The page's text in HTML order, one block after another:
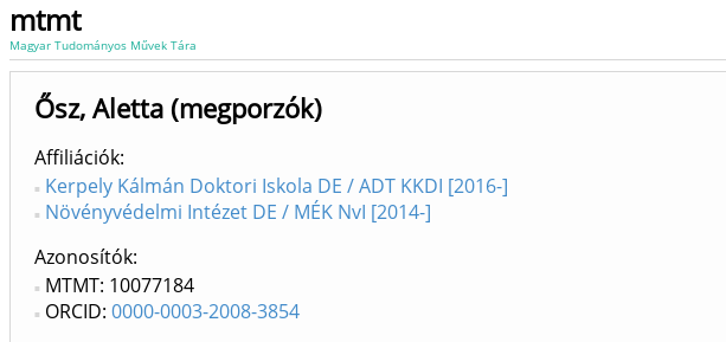
mtmt
Magyar Tudományos Művek Tára
Ősz, Aletta (megporzók)
Affiliációk
Kerpely Kálmán Doktori Iskola DE / ADT KKDI [2016-]
Növényvédelmi Intézet DE / MÉK NvI [2014-]
Azonosítók
MTMT: 10077184
ORCID: 0000-0003-2008-3854